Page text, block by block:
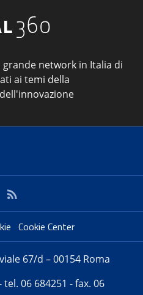
grande network in Italia di
ai temi della
Cookie Center
67/d – 00154 Roma
tel. 06 684251 - fax. 06